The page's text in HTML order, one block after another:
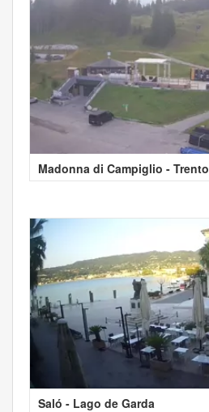
Madonna di Campiglio - Trento
Saló - Lago de Garda